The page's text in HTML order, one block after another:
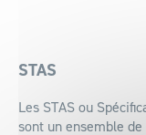
STAS
Les STAS ou
sont un ensemble